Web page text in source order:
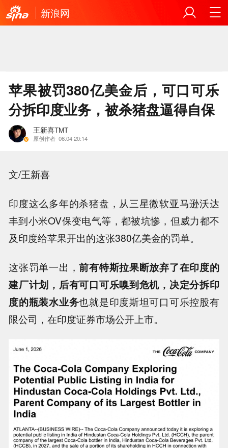
新浪网
苹果被罚380亿美金后，可口可乐
分拆印度业务，被杀猪盘逼得自保
王新喜TMT
原创作者 06.04 20:14
文/王新喜
印度这么多年的杀猪盘，从三星微软亚马逊沃达
丰到小米OV保变电气等，都被坑惨，但威力都不
及印度给苹果开出的这张380亿美金的罚单。
这张罚单一出，前有特斯拉果断放弃了在印度的
建厂计划，后有可口可乐嗅到危机，决定分拆印
度的瓶装水业务也就是印度斯坦可口可乐控股有
限公司，在印度证券市场公开上市。